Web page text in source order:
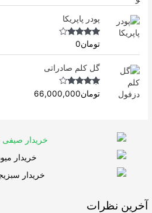
out of 5
پودر پاپریکا
Rated4.50
out of 5
تومان0
گل کلم صادراتی
Rated4.63
out of 5
تومان66,000,000
آخرین نظرات